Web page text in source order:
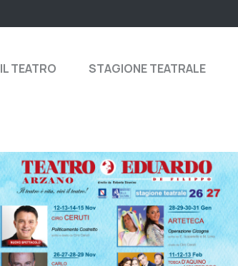
IL TEATRO STAGIONE TEATRALE